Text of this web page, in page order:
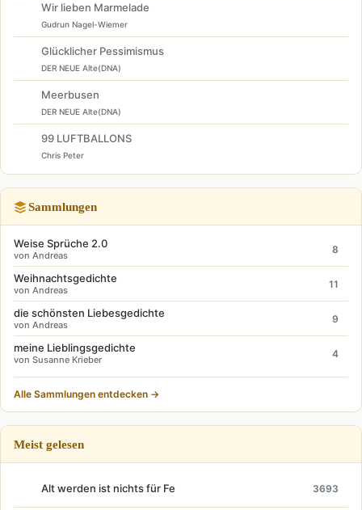
Wir lieben Marmelade
Gudrun Nagel-Wiemer
Glücklicher Pessimismus
DER NEUE Alte(DNA)
Meerbusen
DER NEUE Alte(DNA)
99 LUFTBALLONS
Chris Peter
Sammlungen
Weise Sprüche 2.0
von Andreas
8
Weihnachtsgedichte
von Andreas
11
die schönsten Liebesgedichte
von Andreas
9
meine Lieblingsgedichte
von Susanne Krieber
4
Alle Sammlungen entdecken →
Meist gelesen
Alt werden ist nichts für Fe 3693